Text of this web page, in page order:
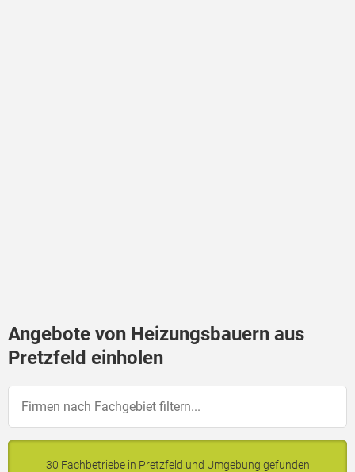
Angebote von Heizungsbauern aus
Pretzfeld einholen
30 Fachbetriebe in Pretzfeld und Umgebung gefunden